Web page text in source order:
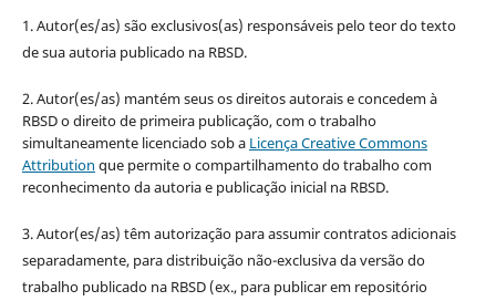
1. Autor(es/as) são exclusivos(as) responsáveis pelo teor do texto
de sua autoria publicado na RBSD.
2. Autor(es/as) mantém seus os direitos autorais e concedem à
RBSD o direito de primeira publicação, com o trabalho
simultaneamente licenciado sob a Licença Creative Commons
Attribution que permite o compartilhamento do trabalho com
reconhecimento da autoria e publicação inicial na RBSD.
3. Autor(es/as) têm autorização para assumir contratos adicionais
separadamente, para distribuição não-exclusiva da versão do
trabalho publicado na RBSD (ex., para publicar em repositório